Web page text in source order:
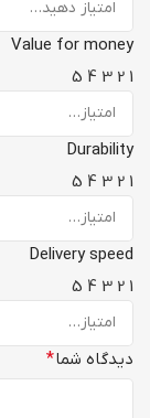
Value for money
1
2
3
4
5
Durability
1
2
3
4
5
Delivery speed
1
2
3
4
5
دیدگاه شما*